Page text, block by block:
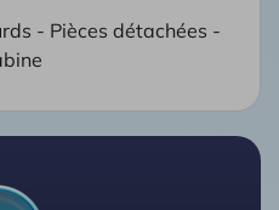
- Pièces détachées -